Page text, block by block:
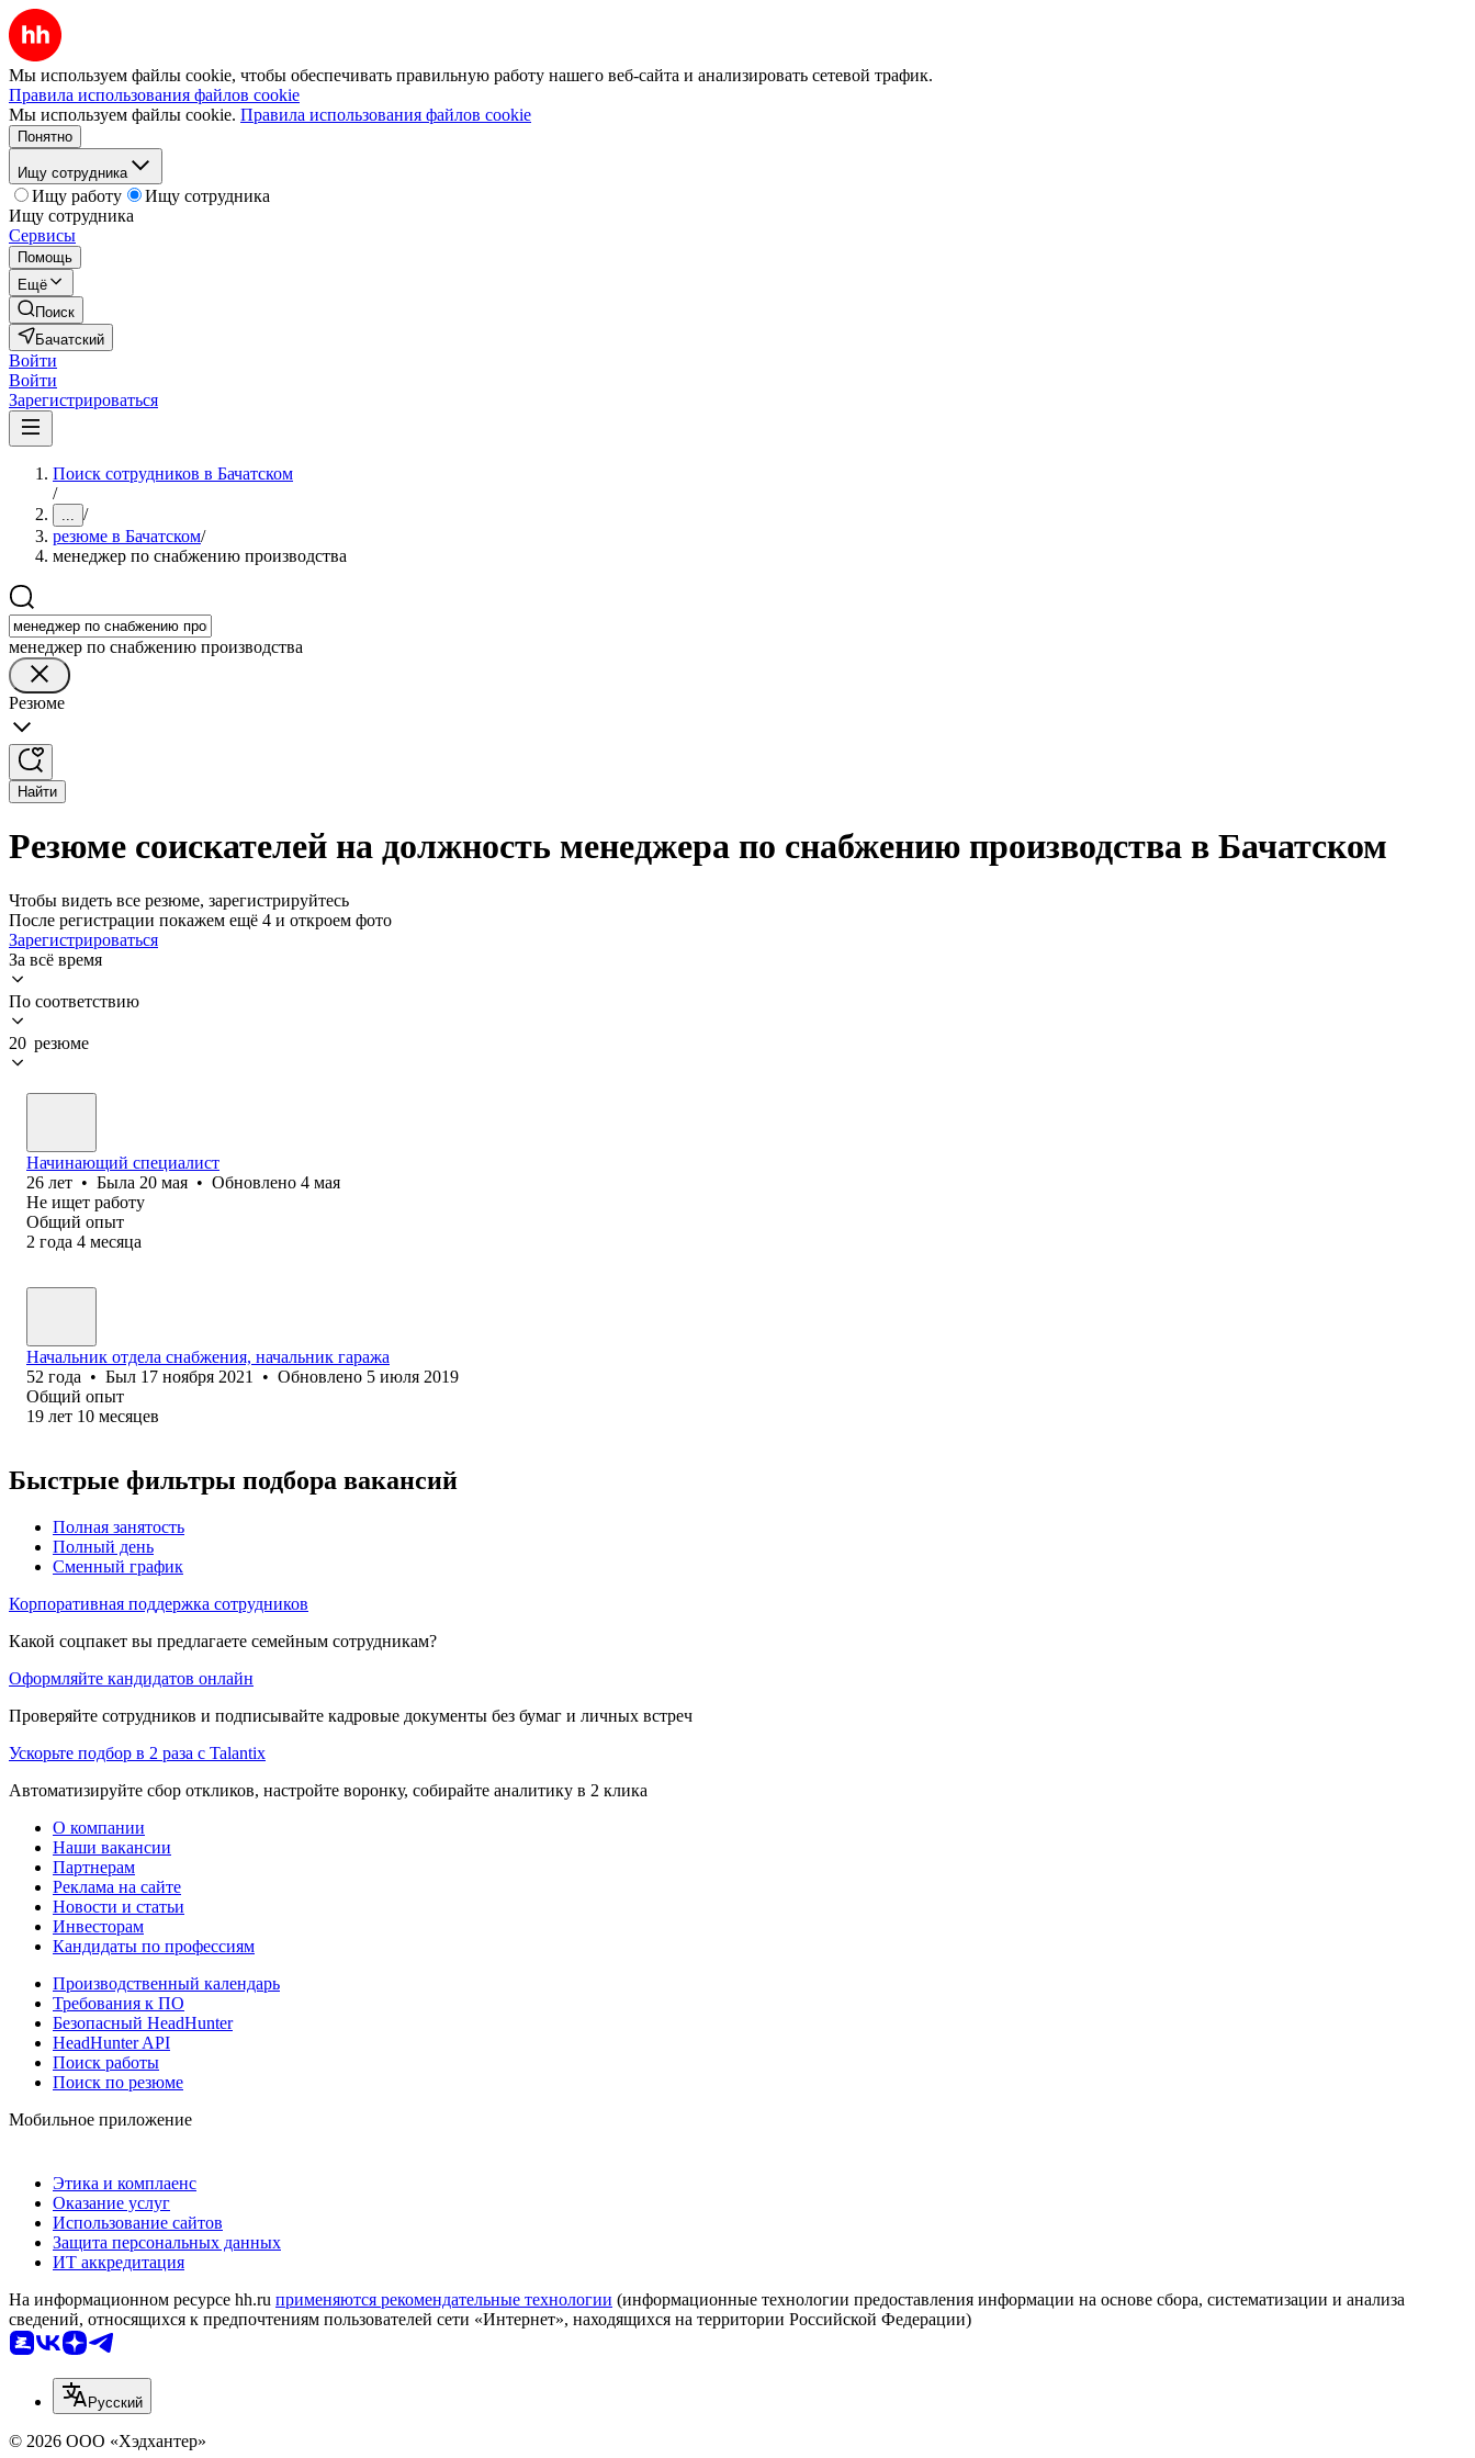
Мы используем файлы cookie, чтобы обеспечивать правильную работу нашего веб-сайта и анализировать сетевой трафик.
Правила использования файлов cookie
Мы используем файлы cookie. Правила использования файлов cookie
Понятно
Ищу сотрудника
Ищу работу
Ищу сотрудника
Ищу сотрудника
Сервисы
Помощь
Ещё
Поиск
Бачатский
Войти
Войти
Зарегистрироваться
Поиск сотрудников в Бачатском
/
... /
резюме в Бачатском/
менеджер по снабжению производства
менеджер по снабжению производства
Резюме
Найти
Резюме соискателей на должность менеджера по снабжению производства в Бачатском
Чтобы видеть все резюме, зарегистрируйтесь
После регистрации покажем ещё 4 и откроем фото
Зарегистрироваться
За всё время
По соответствию
20 резюме
Начинающий специалист
26 лет • Была 20 мая • Обновлено 4 мая
Не ищет работу
Общий опыт
2 года 4 месяца
Начальник отдела снабжения, начальник гаража
52 года • Был 17 ноября 2021 • Обновлено 5 июля 2019
Общий опыт
19 лет 10 месяцев
Быстрые фильтры подбора вакансий
Полная занятость
Полный день
Сменный график
Корпоративная поддержка сотрудников
Какой соцпакет вы предлагаете семейным сотрудникам?
Оформляйте кандидатов онлайн
Проверяйте сотрудников и подписывайте кадровые документы без бумаг и личных встреч
Ускорьте подбор в 2 раза с Talantix
Автоматизируйте сбор откликов, настройте воронку, собирайте аналитику в 2 клика
О компании
Наши вакансии
Партнерам
Реклама на сайте
Новости и статьи
Инвесторам
Кандидаты по профессиям
Производственный календарь
Требования к ПО
Безопасный HeadHunter
HeadHunter API
Поиск работы
Поиск по резюме
Мобильное приложение
Этика и комплаенс
Оказание услуг
Использование сайтов
Защита персональных данных
ИТ аккредитация
На информационном ресурсе hh.ru применяются рекомендательные технологии (информационные технологии предоставления информации на основе сбора, систематизации и анализа
сведений, относящихся к предпочтениям пользователей сети «Интернет», находящихся на территории Российской Федерации)
Русский
© 2026 ООО «Хэдхантер»